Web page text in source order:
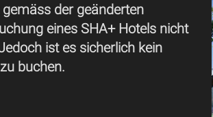
gemäss der geänderten
eines SHA+ Hotels nicht
ist es sicherlich kein
buchen.